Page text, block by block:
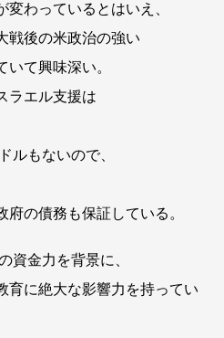
わっているとはいえ、
戦後の米政治の強い
て興味深い。
ラエル支援は
ルもないので、
府の債務も保証している。
資金力を背景に、
育に絶大な影響力を持ってい